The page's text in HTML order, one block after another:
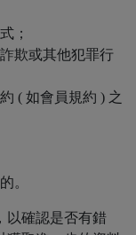
；
欺或其他犯罪行
( 如會員規約 ) 之
。
以確認是否有錯